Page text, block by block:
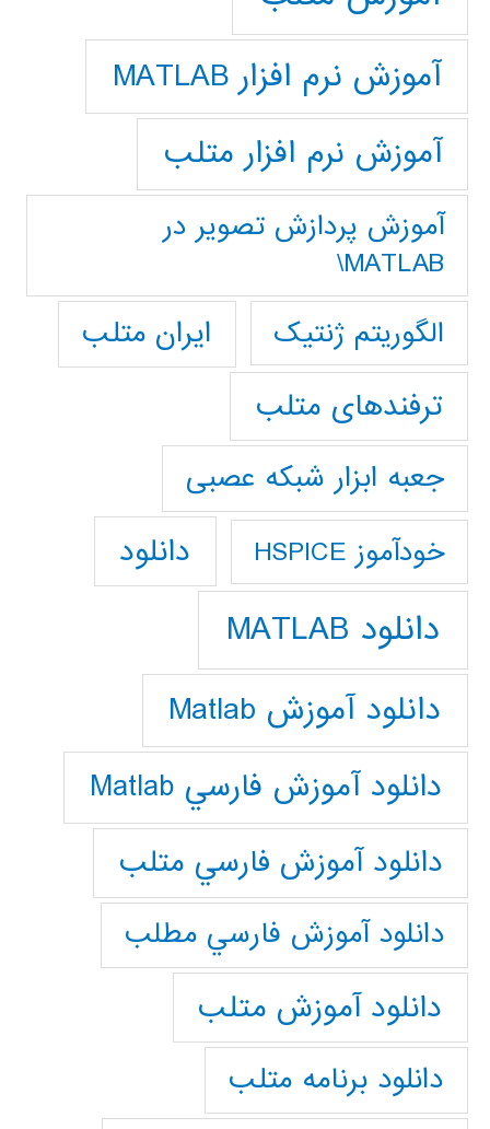
آموزش نرم افزار MATLAB
آموزش نرم افزار متلب
آموزش پردازش تصوير در
MATLAB\
الگوریتم ژنتیک
ایران متلب
ترفندهای متلب
جعبه ابزار شبکه عصبی
خودآموز HSPICE دانلود
دانلود MATLAB
دانلود آموزش Matlab
دانلود آموزش فارسي Matlab
دانلود آموزش فارسي متلب
دانلود آموزش فارسي مطلب
دانلود آموزش متلب
دانلود برنامه متلب